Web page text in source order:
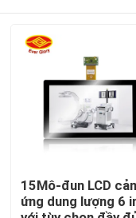
15Mô-đun LCD
ứng dung lượng 6